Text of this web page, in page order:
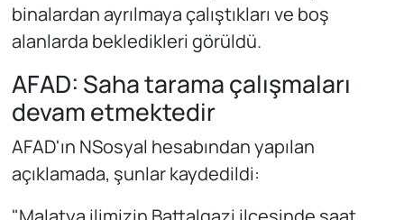
binalardan ayrılmaya çalıştıkları ve boş
alanlarda bekledikleri görüldü.
AFAD: Saha tarama çalışmaları
devam etmektedir
AFAD'ın NSosyal hesabından yapılan
açıklamada, şunlar kaydedildi: